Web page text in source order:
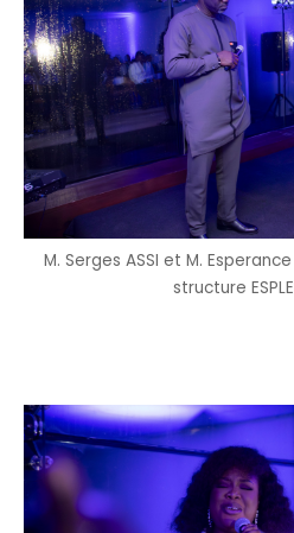
M. Serges ASSI et M.
structure